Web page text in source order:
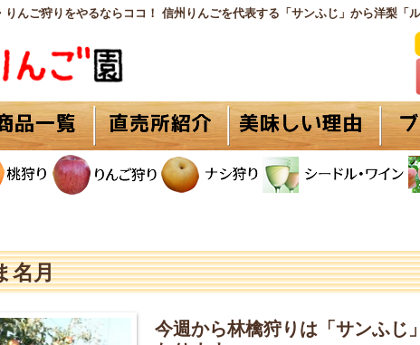
んご狩りをやるならココ！ 信州りんごを代表する「サンふじ」から洋梨「
名月
今週から林檎狩りは「サンふじ